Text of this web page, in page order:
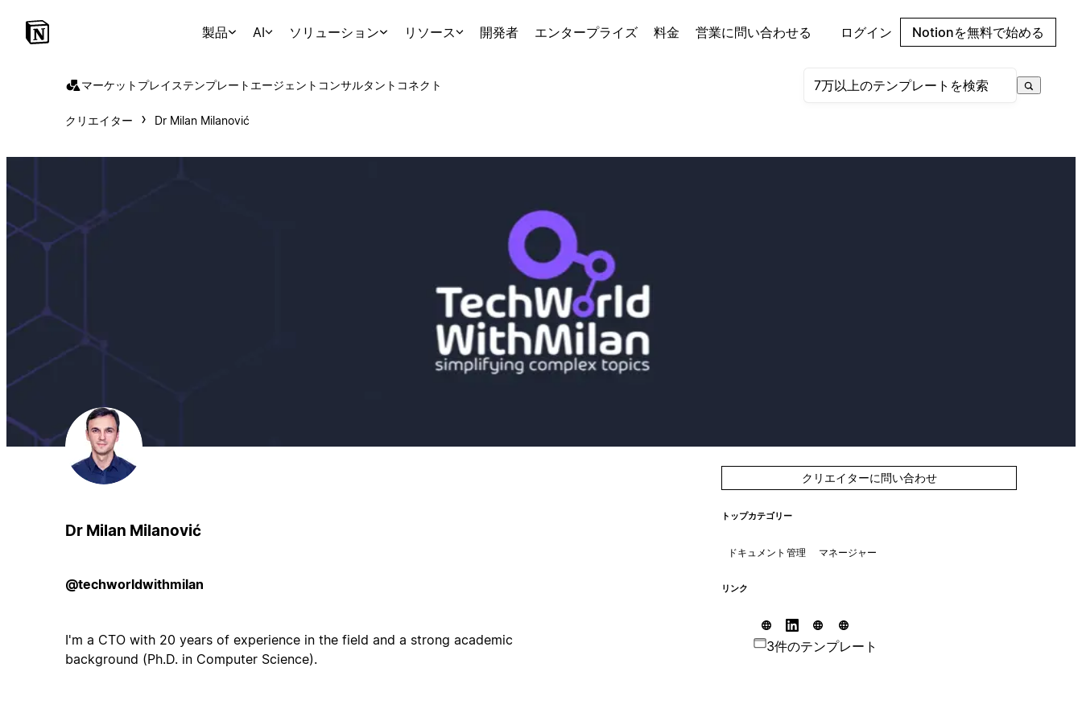
製品 AI ソリューション リソース 開発者 エンタープライズ 料金 営業に問い合わせる ログイン Notionを無料で始める
マーケットプレイステンプレート エージェント コンサルタント コネクト
クリエイター Dr Milan Milanović
Dr Milan Milanović
@techworldwithmilan
I'm a CTO with 20 years of experience in the field and a strong academic
background (Ph.D. in Computer Science).
クリエイターに問い合わせ
トップカテゴリー
ドキュメント管理 マネージャー
リンク
3件のテンプレート